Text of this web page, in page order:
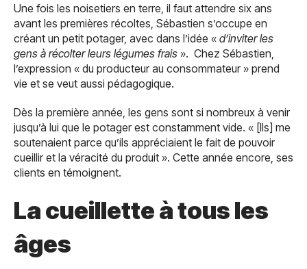
Une fois les noisetiers en terre, il faut attendre six ans
avant les premières récoltes, Sébastien s’occupe en
créant un petit potager, avec dans l’idée « d’inviter les
gens à récolter leurs légumes frais ». Chez Sébastien,
l’expression « du producteur au consommateur » prend
vie et se veut aussi pédagogique.
Dès la première année, les gens sont si nombreux à venir
jusqu’à lui que le potager est constamment vide. « [Ils] me
soutenaient parce qu’ils appréciaient le fait de pouvoir
cueillir et la véracité du produit ». Cette année encore, ses
clients en témoignent.
La cueillette à tous les
âges